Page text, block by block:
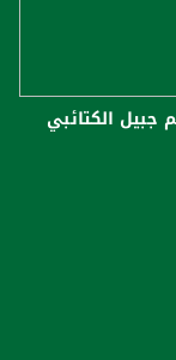
الكتائبي